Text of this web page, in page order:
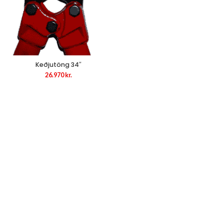
Keðjutöng 34″
26.970kr.